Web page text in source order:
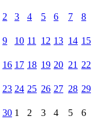
2 3 4 5 6 7
8
9 10 11 12 13 14 15
16 17 18 19 20 21 22
23 24 25 26 27 28 29
30 1 2 3 4 5 6